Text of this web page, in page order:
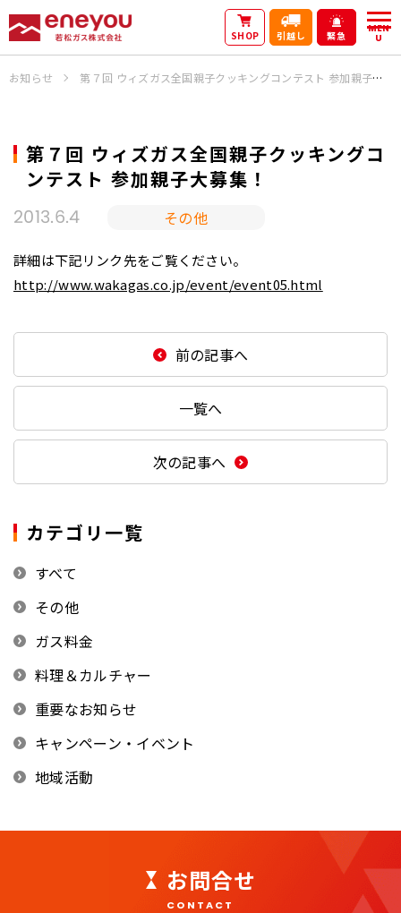
SHOP 引越し 緊急
MEN
U
お知らせ 第７回 ウィズガス全国親子クッキングコンテスト 参加親子大募集！
2013.6.4 その他
第７回 ウィズガス全国親子クッキングコ
ンテスト 参加親子大募集！
詳細は下記リンク先をご覧ください。
http://www.wakagas.co.jp/event/event05.html
前の記事へ
一覧へ
次の記事へ
カテゴリ一覧
すべて
その他
ガス料金
料理＆カルチャー
重要なお知らせ
キャンペーン・イベント
地域活動
お問合せ
CONTACT